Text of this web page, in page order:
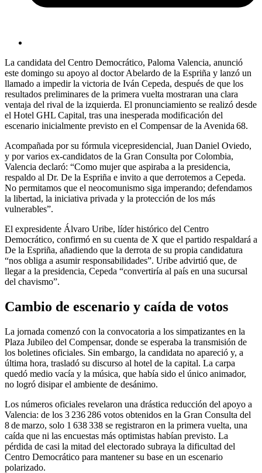
La candidata del Centro Democrático, Paloma Valencia, anunció
este domingo su apoyo al doctor Abelardo de la Espriña y lanzó un
llamado a impedir la victoria de Iván Cepeda, después de que los
resultados preliminares de la primera vuelta mostraran una clara
ventaja del rival de la izquierda. El pronunciamiento se realizó desde
el Hotel GHL Capital, tras una inesperada modificación del
escenario inicialmente previsto en el Compensar de la Avenida 68.
Acompañada por su fórmula vicepresidencial, Juan Daniel Oviedo,
y por varios ex‑candidatos de la Gran Consulta por Colombia,
Valencia declaró: “Como mujer que aspiraba a la presidencia,
respaldo al Dr. De la Espriña e invito a que derrotemos a Cepeda.
No permitamos que el neocomunismo siga imperando; defendamos
la libertad, la iniciativa privada y la protección de los más
vulnerables”.
El expresidente Álvaro Uribe, líder histórico del Centro
Democrático, confirmó en su cuenta de X que el partido respaldará a
De la Espriña, añadiendo que la derrota de su propia candidatura
“nos obliga a asumir responsabilidades”. Uribe advirtió que, de
llegar a la presidencia, Cepeda “convertiría al país en una sucursal
del chavismo”.
Cambio de escenario y caída de votos
La jornada comenzó con la convocatoria a los simpatizantes en la
Plaza Jubileo del Compensar, donde se esperaba la transmisión de
los boletines oficiales. Sin embargo, la candidata no apareció y, a
última hora, trasladó su discurso al hotel de la capital. La carpa
quedó medio vacía y la música, que había sido el único animador,
no logró disipar el ambiente de desánimo.
Los números oficiales revelaron una drástica reducción del apoyo a
Valencia: de los 3 236 286 votos obtenidos en la Gran Consulta del
8 de marzo, solo 1 638 338 se registraron en la primera vuelta, una
caída que ni las encuestas más optimistas habían previsto. La
pérdida de casi la mitad del electorado subraya la dificultad del
Centro Democrático para mantener su base en un escenario
polarizado.